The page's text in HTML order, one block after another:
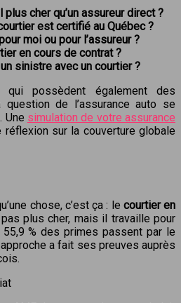
cher qu’un assureur direct ?
est certifié au Québec ?
moi ou pour l’assureur ?
en cours de contrat ?
sinistre avec un courtier ?
qui possèdent également des
question de l’assurance auto se
Une simulation de votre assurance
sur la couverture globale
chose, c’est ça : le courtier en
plus cher, mais il travaille pour
55,9 % des primes passent par le
a fait ses preuves auprès